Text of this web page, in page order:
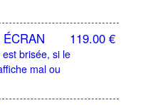
119.00€
brisée, si le
mal ou